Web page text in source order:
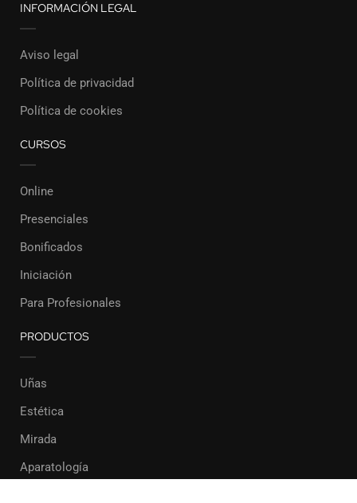
INFORMACIÓN LEGAL
Aviso legal
Política de privacidad
Política de cookies
CURSOS
Online
Presenciales
Bonificados
Iniciación
Para Profesionales
PRODUCTOS
Uñas
Estética
Mirada
Aparatología